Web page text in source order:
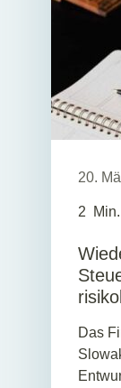
20.
2
Das